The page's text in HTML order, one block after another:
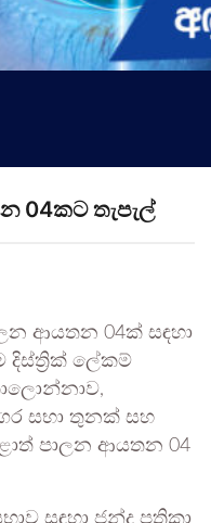
04කට තැපැල්
ආයතන 04ක් සඳහා
දිස්ත්‍රික් ලේකම්
සභා තුනක් සහ
පාලන ආයතන 04
සඳහා ජන්ද පත්‍රිකා